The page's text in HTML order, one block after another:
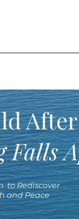
After
Falls
to Rediscover
and Peace